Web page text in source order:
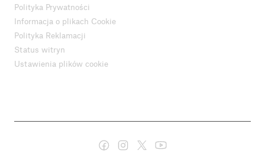
Polityka Prywatności
Informacja o plikach Cookie
Polityka Reklamacji
Status witryn
Ustawienia plików cookie